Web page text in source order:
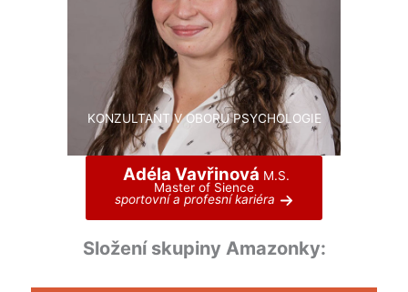
KONZULTANT V OBORU PSYCHOLOGIE
Adéla Vavřinová M.S.
Master of Sience
sportovní a profesní kariéra
Složení skupiny Amazonky: